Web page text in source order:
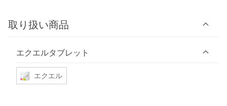
取り扱い商品
エクエルタブレット
エクエル